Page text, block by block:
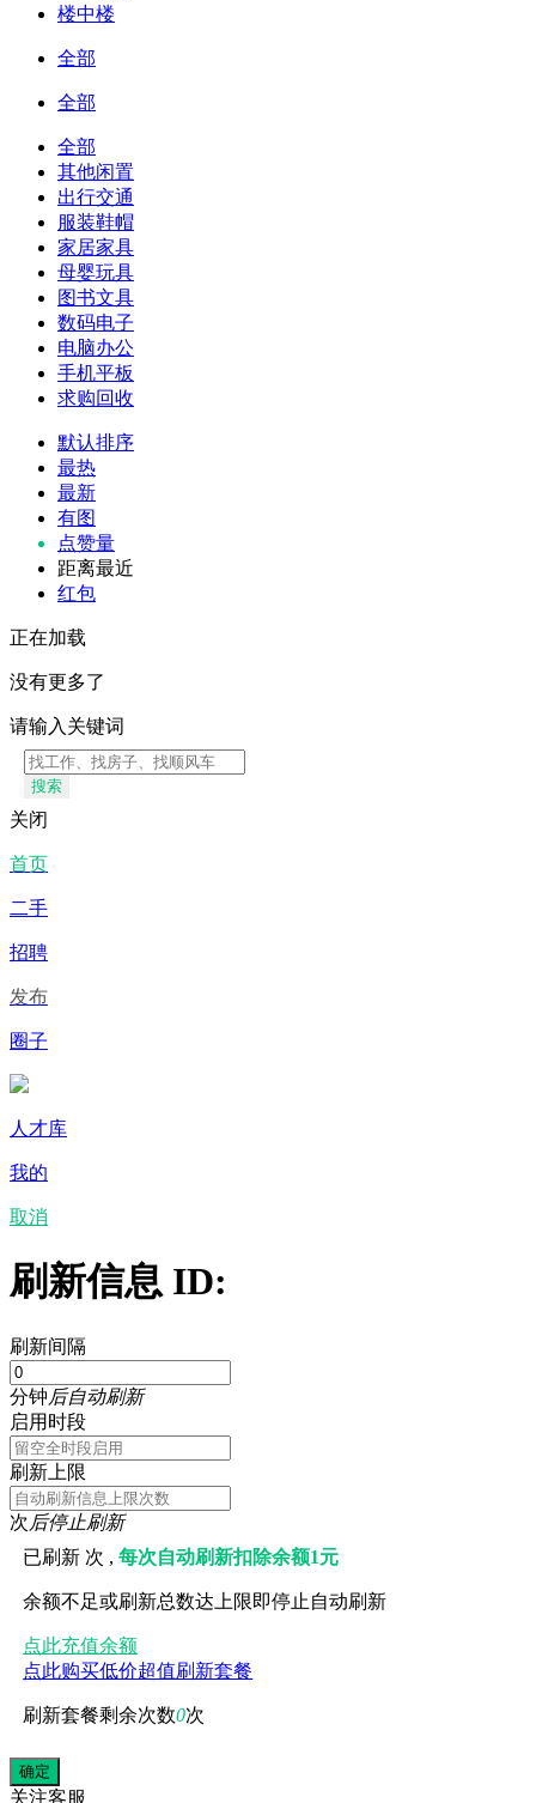
楼中楼
全部
全部
全部
其他闲置
出行交通
服装鞋帽
家居家具
母婴玩具
图书文具
数码电子
电脑办公
手机平板
求购回收
默认排序
最热
最新
有图
点赞量
距离最近
红包
正在加载
没有更多了
请输入关键词
搜索
关闭
首页
二手
招聘
发布
圈子
人才库
我的
取消
刷新信息 ID:
刷新间隔
分钟后自动刷新
启用时段
刷新上限
次后停止刷新
已刷新 次 ,每次自动刷新扣除余额1元
余额不足或刷新总数达上限即停止自动刷新
点此充值余额
点此购买低价超值刷新套餐
刷新套餐剩余次数0次
关注客服